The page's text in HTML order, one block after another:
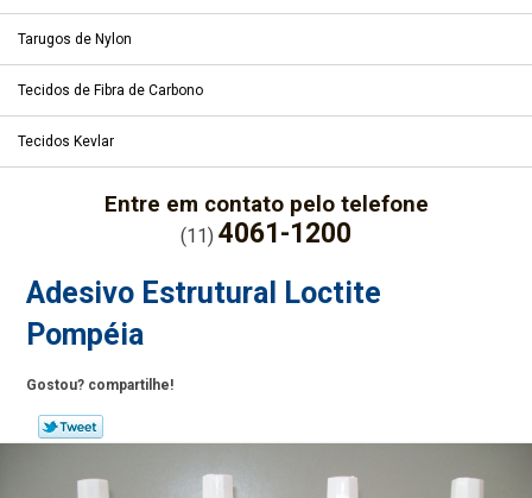
Tarugos de Nylon
Tecidos de Fibra de Carbono
Tecidos Kevlar
Entre em contato pelo telefone
(11) 4061-1200
Adesivo Estrutural Loctite
Pompéia
Gostou? compartilhe!